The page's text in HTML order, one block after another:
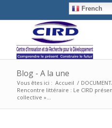
French
Blog - A la une
Vous êtes ici : Accueil /
Rencontre littéraire : Le CIRD
collective »...